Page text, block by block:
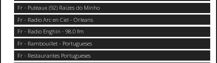
Fr - Puteaux (92) Raizes do Minho
Fr - Radio Arc en Ciel - Orleans
Fr - Radio Enghin - 98.0 fm
Fr - Rambouillet - Portugueses
Fr - Restaurantes Portugueses